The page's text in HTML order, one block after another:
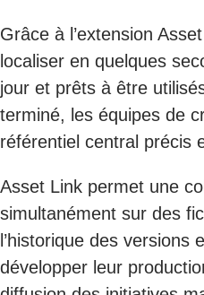
Grâce à l’extension
localiser en quelques
jour et prêts à être
terminé, les équipes de
référentiel central précis
Asset Link permet une
simultanément sur des
l’historique des versions
développer leur